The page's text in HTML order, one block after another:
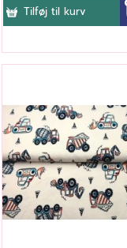
Tilføj til kurv